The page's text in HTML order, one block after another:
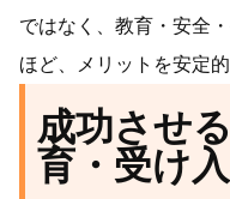
ではなく、教育・安全
ほど、メリットを安定
成功させ
育・受け入